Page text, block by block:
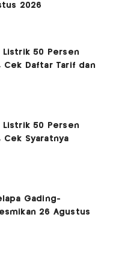
2026
Listrik 50 Persen
Cek Daftar Tarif dan
Listrik 50 Persen
Cek Syaratnya
Gading-
26 Agustus